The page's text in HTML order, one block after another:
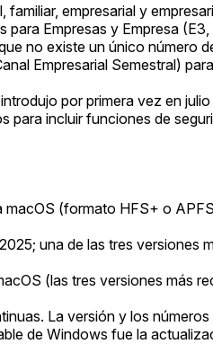
empresarial y
Empresas y Empresa (E3,
no existe un único número
Empresarial Semestral)
por primera vez en
incluir funciones de
macOS (formato HFS+ o
una de las tres versiones
(las tres versiones más
La versión y los
de Windows fue la